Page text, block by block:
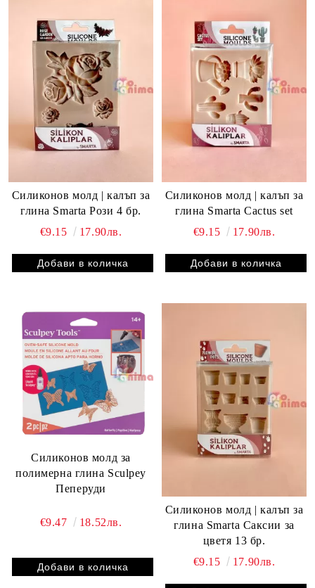
Силиконов молд | калъп за
глина Smarta Рози 4 бр.
€9.15
17.90лв.
Силиконов молд | калъп за
глина Smarta Cactus set
€9.15
17.90лв.
Силиконов молд за
полимерна глина Sculpey
Пеперуди
€9.47 18.52лв.
Силиконов молд | калъп за
глина Smarta Саксии за
цветя 13 бр.
€9.15
17.90лв.